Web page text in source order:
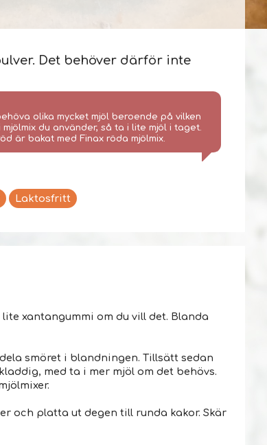
Det behöver därför inte
olika mycket mjöl beroende på vilken
du använder, så ta i lite mjöl i taget.
är bakat med Finax röda mjölmix.
Laktosfritt
xantangummi om du vill det. Blanda
smöret i blandningen. Tillsätt sedan
med ta i mer mjöl om det behövs.
och platta ut degen till runda kakor. Skär